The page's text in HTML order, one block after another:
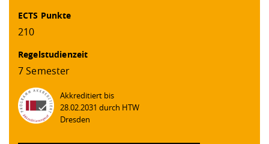
Akkreditiert bis
28.02.2031 durch HTW
Dresden
ECTS Punkte
210
Regelstudienzeit
7 Semester